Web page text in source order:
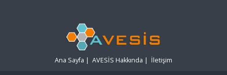
Ana Sayfa | AVESİS Hakkında | İletişim